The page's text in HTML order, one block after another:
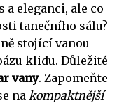
a eleganci, ale co
tanečního sálu?
stojící vanou
klidu. Důležité
vany. Zapomeňte
na kompaktnější